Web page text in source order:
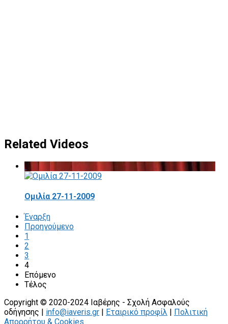
Related Videos
Ομιλία 27-11-2009
Έναρξη
Προηγούμενο
1
2
3
4
Επόμενο
Τέλος
Copyright © 2020-2024 Ιαβέρης - Σχολή Ασφαλούς
οδήγησης | info@iaveris.gr Εταιρικό προφίλ
Πολιτική
Απορρήτου & Cookies